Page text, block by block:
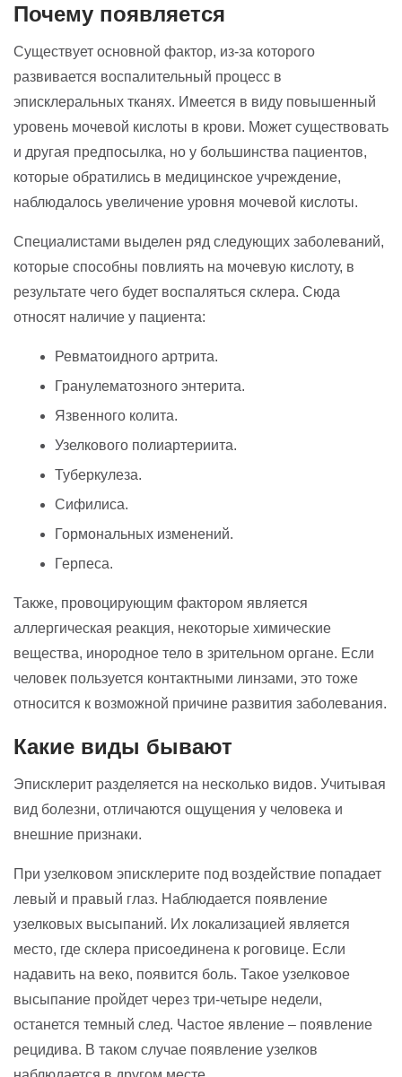
Почему появляется
Существует основной фактор, из-за которого
развивается воспалительный процесс в
эписклеральных тканях. Имеется в виду повышенный
уровень мочевой кислоты в крови. Может существовать
и другая предпосылка, но у большинства пациентов,
которые обратились в медицинское учреждение,
наблюдалось увеличение уровня мочевой кислоты.
Специалистами выделен ряд следующих заболеваний,
которые способны повлиять на мочевую кислоту, в
результате чего будет воспаляться склера. Сюда
относят наличие у пациента:
Ревматоидного артрита.
Гранулематозного энтерита.
Язвенного колита.
Узелкового полиартериита.
Туберкулеза.
Сифилиса.
Гормональных изменений.
Герпеса.
Также, провоцирующим фактором является
аллергическая реакция, некоторые химические
вещества, инородное тело в зрительном органе. Если
человек пользуется контактными линзами, это тоже
относится к возможной причине развития заболевания.
Какие виды бывают
Эписклерит разделяется на несколько видов. Учитывая
вид болезни, отличаются ощущения у человека и
внешние признаки.
При узелковом эписклерите под воздействие попадает
левый и правый глаз. Наблюдается появление
узелковых высыпаний. Их локализацией является
место, где склера присоединена к роговице. Если
надавить на веко, появится боль. Такое узелковое
высыпание пройдет через три-четыре недели,
останется темный след. Частое явление – появление
рецидива. В таком случае появление узелков